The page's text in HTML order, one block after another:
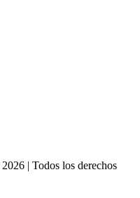
2026 |Todos los derechos